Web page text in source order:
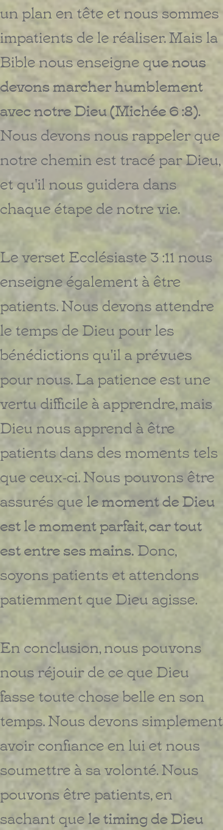
un plan en tête et nous sommes
impatients de le réaliser. Mais la
Bible nous enseigne que nous
devons marcher humblement
avec notre Dieu (Michée 6 :8).
Nous devons nous rappeler que
notre chemin est tracé par Dieu,
et qu'il nous guidera dans
chaque étape de notre vie.
Le verset Ecclésiaste 3 :11 nous
enseigne également à être
patients. Nous devons attendre
le temps de Dieu pour les
bénédictions qu'il a prévues
pour nous. La patience est une
vertu difficile à apprendre, mais
Dieu nous apprend à être
patients dans des moments tels
que ceux-ci. Nous pouvons être
assurés que le moment de Dieu
est le moment parfait, car tout
est entre ses mains.Donc,
soyons patients et attendons
patiemment que Dieu agisse.
En conclusion, nous pouvons
nous réjouir de ce que Dieu
fasse toute chose belle en son
temps. Nous devons simplement
avoir confiance en lui et nous
soumettre à sa volonté. Nous
pouvons être patients, en
sachant que le timing de Dieu